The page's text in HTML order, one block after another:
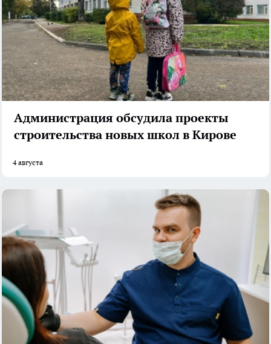
Администрация обсудила проекты
строительства новых школ в Кирове
4 августа